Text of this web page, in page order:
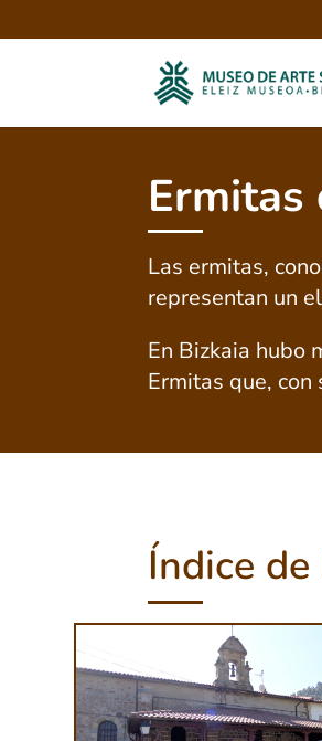
Ermitas
Las ermitas,
representan un
En Bizkaia hubo
Ermitas que,
Índice